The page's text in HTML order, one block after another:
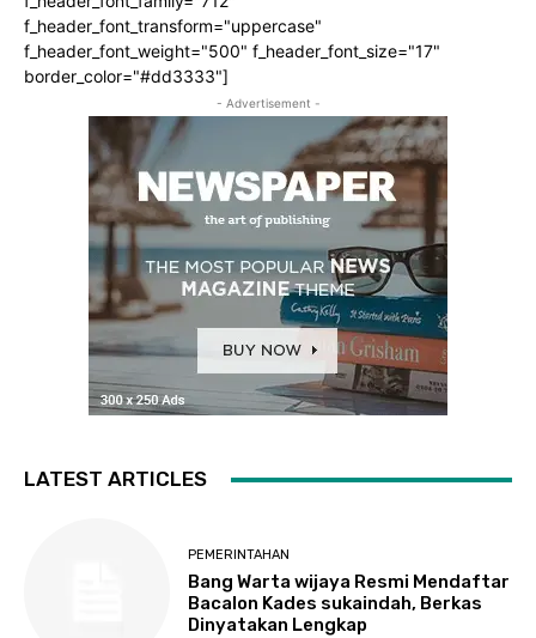
f_header_font_transform="uppercase"
f_header_font_weight="500" f_header_font_size="17"
border_color="#dd3333"]
- Advertisement -
LATEST ARTICLES
PEMERINTAHAN
Bang Warta wijaya Resmi Mendaftar
Bacalon Kades sukaindah, Berkas
Dinyatakan Lengkap